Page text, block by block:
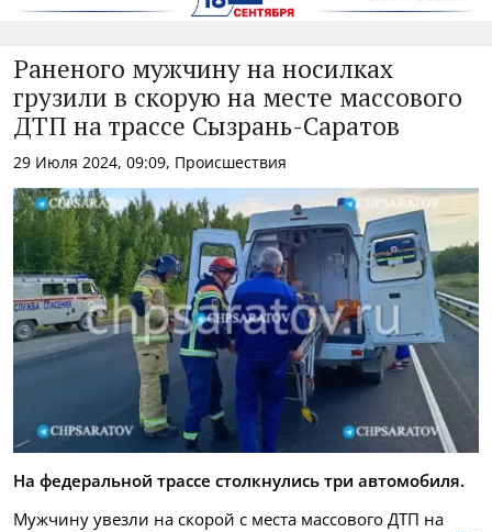
Раненого мужчину на носилках
грузили в скорую на месте массового
ДТП на трассе Сызрань-Саратов
29 Июля 2024, 09:09, Происшествия
На федеральной трассе столкнулись три автомобиля.
Мужчину увезли на скорой с места массового ДТП на